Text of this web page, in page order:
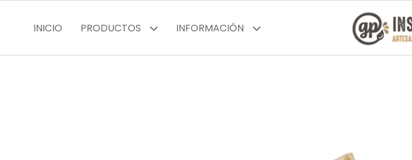
INICIO PRODUCTOS INFORMACIÓN